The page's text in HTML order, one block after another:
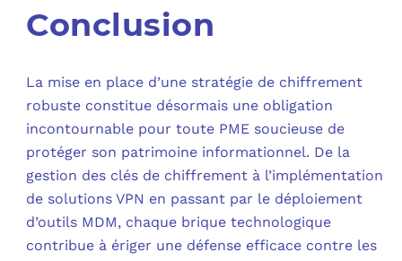
Conclusion
La mise en place d’une stratégie de chiffrement
robuste constitue désormais une obligation
incontournable pour toute PME soucieuse de
protéger son patrimoine informationnel. De la
gestion des clés de chiffrement à l’implémentation
de solutions VPN en passant par le déploiement
d’outils MDM, chaque brique technologique
contribue à ériger une défense efficace contre les